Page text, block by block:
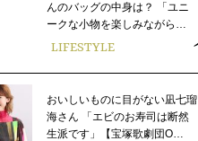
んのバッグの中身は？ 「ユニ
ークな小物を楽しみながら…
LIFESTYLE
おいしいものに目がない凪七瑠
海さん 「エビのお寿司は断然
生派です」【宝塚歌劇団O…